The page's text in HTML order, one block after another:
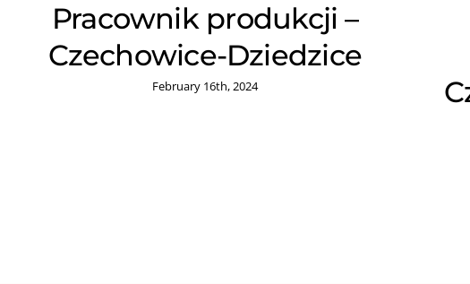
Pracownik produkcji –
Czechowice-Dziedzice
February 16th, 2024